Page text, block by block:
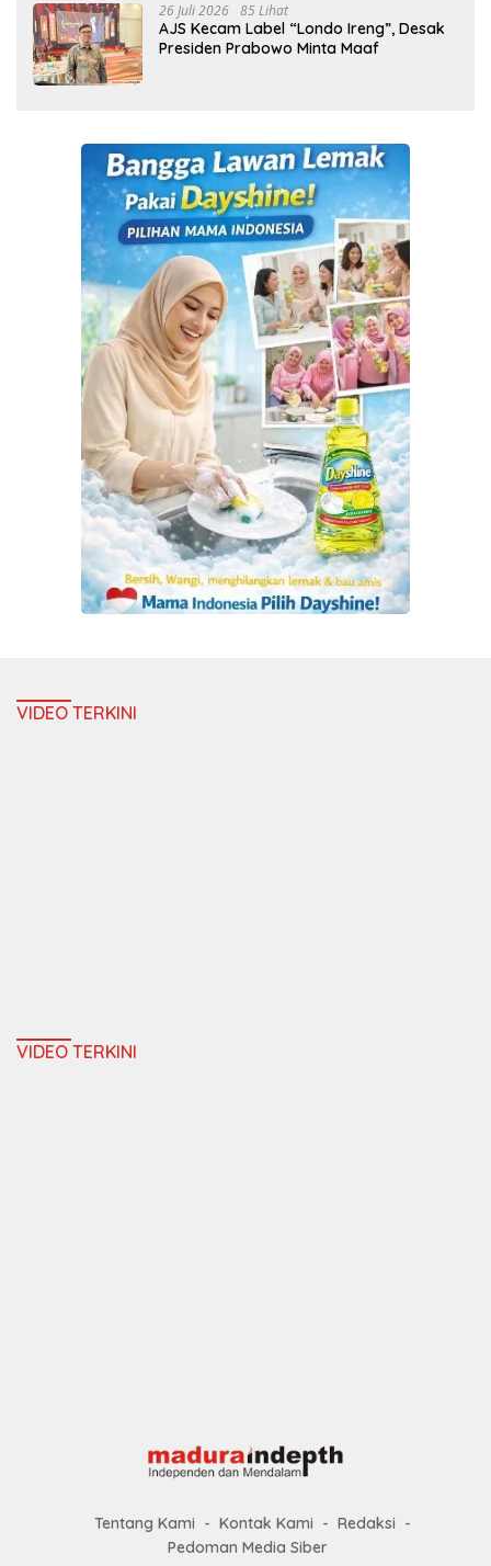
26 Juli 2026 85 Lihat
AJS Kecam Label “Londo Ireng”, Desak
Presiden Prabowo Minta Maaf
VIDEO TERKINI
VIDEO TERKINI
Tentang Kami Kontak Kami
Redaksi
Pedoman Media Siber